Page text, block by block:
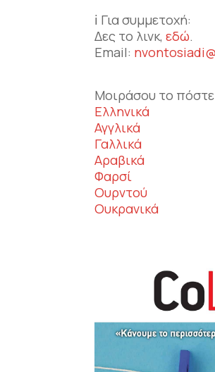
ℹ️ Για συμμετοχή:
Δες το λινκ,εδώ.
Εmail:
Μοιράσου το
Ελληνικά
Αγγλικά
Γαλλικά
Αραβικά
Φαρσί
Ουρντού
Ουκρανικά